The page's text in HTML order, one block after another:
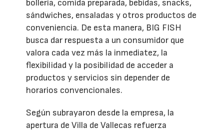
bollería, comida preparada, bebidas, snacks,
sándwiches, ensaladas y otros productos de
conveniencia. De esta manera, BIG FISH
busca dar respuesta a un consumidor que
valora cada vez más la inmediatez, la
flexibilidad y la posibilidad de acceder a
productos y servicios sin depender de
horarios convencionales.
Según subrayaron desde la empresa, la
apertura de Villa de Vallecas refuerza